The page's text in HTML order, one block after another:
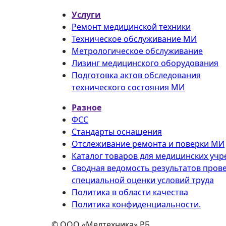
Услуги
Ремонт медицинской техники
Техническое обслуживание МИ
Метрологическое обслуживание
Лизинг медицинского оборудования
Подготовка актов обследования
технического состояния МИ
Разное
ФСС
Стандарты оснащения
Отслеживание ремонта и поверки МИ
Каталог товаров для медицинских
Сводная ведомость результатов
специальной оценки условий труда
Политика в области качества
Политика конфиденциальности.